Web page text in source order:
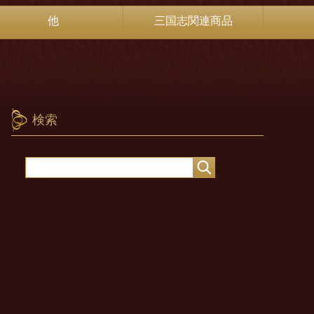
他 三国志関連商品
検索